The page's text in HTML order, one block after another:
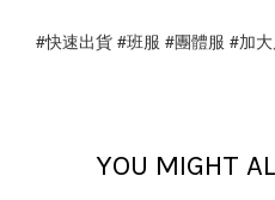
#快速出貨 #班服 #團體服 #加
YOU MIGHT